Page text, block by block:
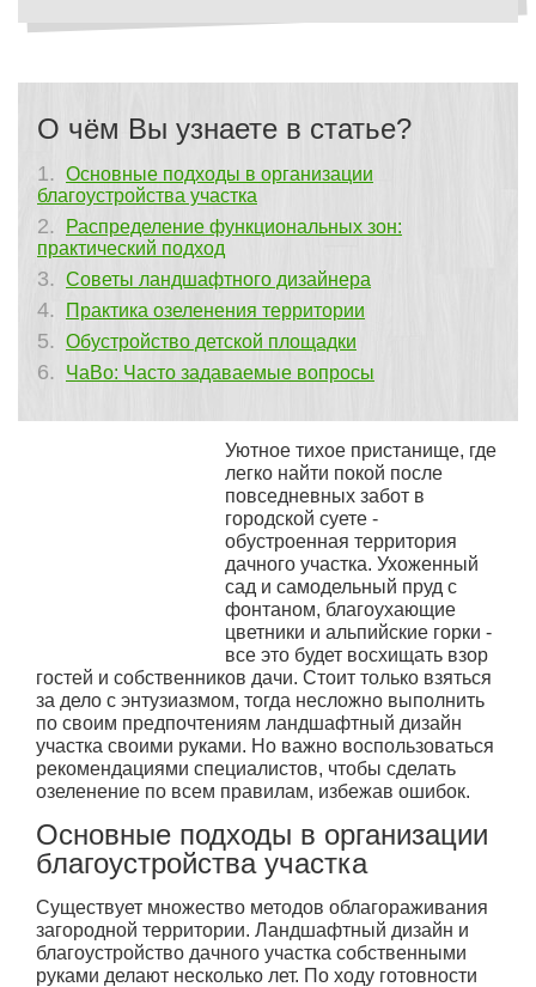
О чём Вы узнаете в статье?
Основные подходы в организации
благоустройства участка
Распределение функциональных зон:
практический подход
Советы ландшафтного дизайнера
Практика озеленения территории
Обустройство детской площадки
ЧаВо: Часто задаваемые вопросы
Уютное тихое пристанище, где
легко найти покой после
повседневных забот в
городской суете -
обустроенная территория
дачного участка. Ухоженный
сад и самодельный пруд с
фонтаном, благоухающие
цветники и альпийские горки -
все это будет восхищать взор
гостей и собственников дачи. Стоит только взяться
за дело с энтузиазмом, тогда несложно выполнить
по своим предпочтениям ландшафтный дизайн
участка своими руками. Но важно воспользоваться
рекомендациями специалистов, чтобы сделать
озеленение по всем правилам, избежав ошибок.
Основные подходы в организации
благоустройства участка
Существует множество методов облагораживания
загородной территории. Ландшафтный дизайн и
благоустройство дачного участка собственными
руками делают несколько лет. По ходу готовности